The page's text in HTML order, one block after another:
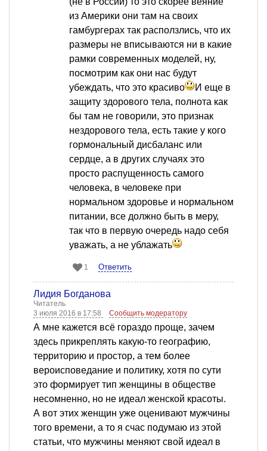
из Америки они там на своих
гамбургерах так расползлись, что их
размеры не вписываются ни в какие
рамки современных моделей, ну,
посмотрим как они нас будут
убеждать, что это красиво
И еще в
защиту здорового тела, полнота как
бы там не говорили, это признак
нездорового тела, есть такие у кого
гормональный дисбаланс или
сердце, а в других случаях это
просто распущенность самого
человека, в человеке при
нормальном здоровье и нормальном
питании, все должно быть в меру,
так что в первую очередь надо себя
уважать, а не ублажать
1 Ответить
Лидия Богданова
Читатель
3 июля 2016 в 17:58
Сообщить модератору
А мне кажется всё гораздо проще, зачем
здесь прикреплять какую-то географию,
территорию и простор, а тем более
вероисповедание и политику, хотя по сути
это формирует тип женщины в обществе
несомненно, но не идеал женской красоты.
А вот этих женщин уже оценивают мужчины
того времени, а то я счас подумаю из этой
статьи, что мужчины меняют свой идеал в